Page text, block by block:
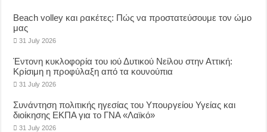
Beach volley και ρακέτες: Πώς να προστατεύσουμε τον ώμο
μας
31 July 2026
Έντονη κυκλοφορία του ιού Δυτικού Νείλου στην Αττική:
Κρίσιμη η προφύλαξη από τα κουνούπια
31 July 2026
Συνάντηση πολιτικής ηγεσίας του Υπουργείου Υγείας και
διοίκησης ΕΚΠΑ για το ΓΝΑ «Λαϊκό»
31 July 2026